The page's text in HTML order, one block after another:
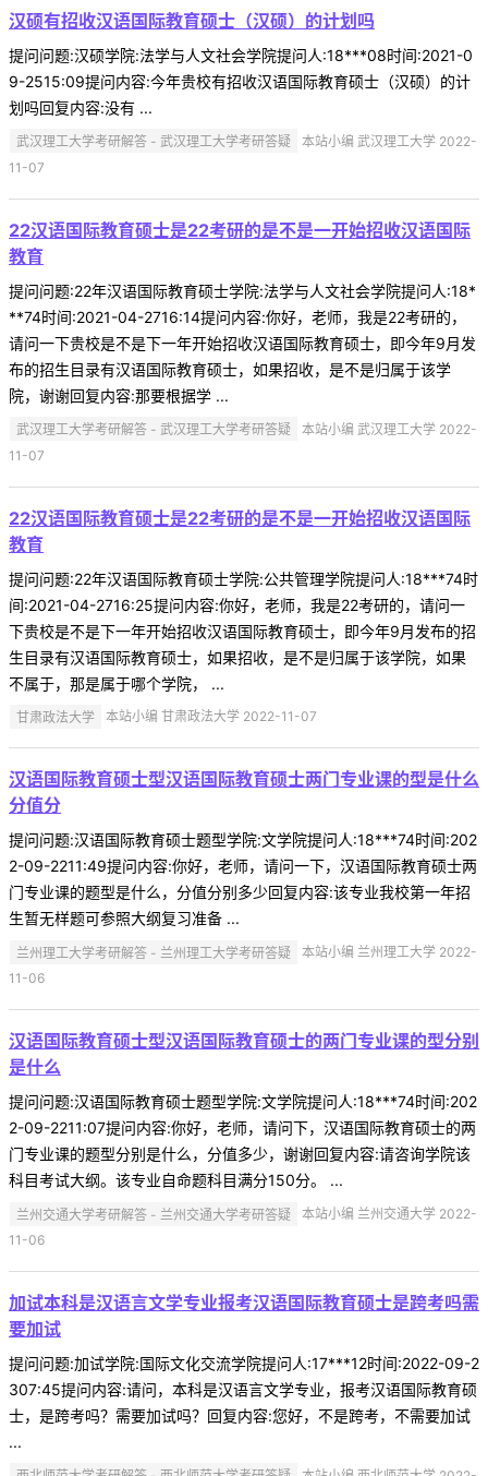
汉硕有招收汉语国际教育硕士（汉硕）的计划吗
提问问题:汉硕学院:法学与人文社会学院提问人:18***08时间:2021-0
9-2515:09提问内容:今年贵校有招收汉语国际教育硕士（汉硕）的计
划吗回复内容:没有 ...
武汉理工大学考研解答 - 武汉理工大学考研答疑
本站小编 武汉理工大学 2022-
11-07
22汉语国际教育硕士是22考研的是不是一开始招收汉语国际
教育
提问问题:22年汉语国际教育硕士学院:法学与人文社会学院提问人:18*
**74时间:2021-04-2716:14提问内容:你好，老师，我是22考研的，
请问一下贵校是不是下一年开始招收汉语国际教育硕士，即今年9月发
布的招生目录有汉语国际教育硕士，如果招收，是不是归属于该学
院，谢谢回复内容:那要根据学 ...
武汉理工大学考研解答 - 武汉理工大学考研答疑
本站小编 武汉理工大学 2022-
11-07
22汉语国际教育硕士是22考研的是不是一开始招收汉语国际
教育
提问问题:22年汉语国际教育硕士学院:公共管理学院提问人:18***74时
间:2021-04-2716:25提问内容:你好，老师，我是22考研的，请问一
下贵校是不是下一年开始招收汉语国际教育硕士，即今年9月发布的招
生目录有汉语国际教育硕士，如果招收，是不是归属于该学院，如果
不属于，那是属于哪个学院， ...
甘肃政法大学 本站小编 甘肃政法大学 2022-11-07
汉语国际教育硕士型汉语国际教育硕士两门专业课的型是什么
分值分
提问问题:汉语国际教育硕士题型学院:文学院提问人:18***74时间:202
2-09-2211:49提问内容:你好，老师，请问一下，汉语国际教育硕士两
门专业课的题型是什么，分值分别多少回复内容:该专业我校第一年招
生暂无样题可参照大纲复习准备 ...
兰州理工大学考研解答 - 兰州理工大学考研答疑
本站小编 兰州理工大学 2022-
11-06
汉语国际教育硕士型汉语国际教育硕士的两门专业课的型分别
是什么
提问问题:汉语国际教育硕士题型学院:文学院提问人:18***74时间:202
2-09-2211:07提问内容:你好，老师，请问下，汉语国际教育硕士的两
门专业课的题型分别是什么，分值多少，谢谢回复内容:请咨询学院该
科目考试大纲。该专业自命题科目满分150分。 ...
兰州交通大学考研解答 - 兰州交通大学考研答疑
本站小编 兰州交通大学 2022-
11-06
加试本科是汉语言文学专业报考汉语国际教育硕士是跨考吗需
要加试
提问问题:加试学院:国际文化交流学院提问人:17***12时间:2022-09-2
307:45提问内容:请问，本科是汉语言文学专业，报考汉语国际教育硕
士，是跨考吗？需要加试吗？回复内容:您好，不是跨考，不需要加试
...